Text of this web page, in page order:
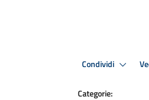
Condividi
Categorie: